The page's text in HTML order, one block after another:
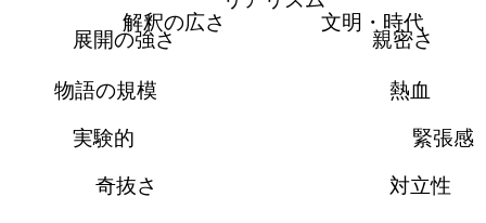
文明・時代
親密さ
熱血
緊張感
対立性
奇抜さ
実験的
物語の規模
展開の強さ
解釈の広さ